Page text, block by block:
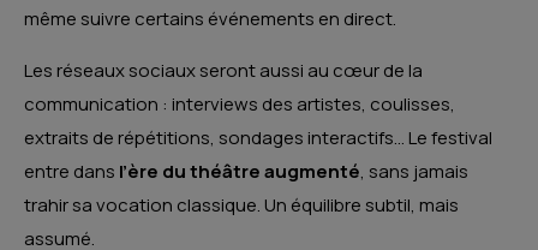
même suivre certains événements en direct.
Les réseaux sociaux seront aussi au cœur de la
communication : interviews des artistes, coulisses,
extraits de répétitions, sondages interactifs… Le festival
entre dans l’ère du théâtre augmenté, sans jamais
trahir sa vocation classique. Un équilibre subtil, mais
assumé.